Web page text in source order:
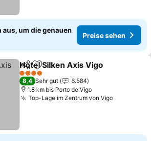
aus, um die genauen
Preise sehen
TeilenZu Favoriten hinzufügen
Hotel Silken Axis Vigo
4 Sterne
8,4 Sehr gut
6.584
1.8 km bis Porto de Vigo
Top-Lage im Zentrum von Vigo